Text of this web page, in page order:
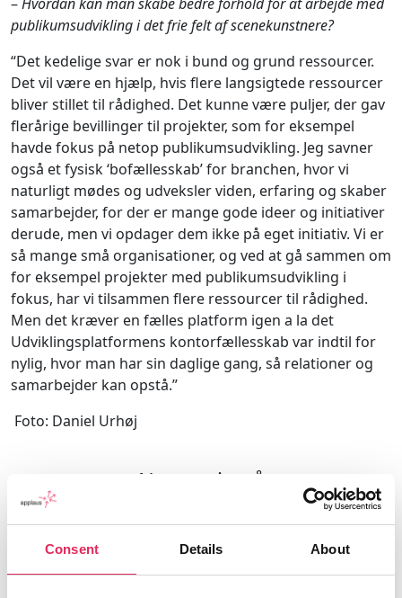
Consent Details About
publikumsudvikling i det frie felt af scenekunstnere?
“Det kedelige svar er nok i bund og grund ressourcer.
Det vil være en hjælp, hvis flere langsigtede ressourcer
bliver stillet til rådighed. Det kunne være puljer, der gav
flerårige bevillinger til projekter, som for eksempel
havde fokus på netop publikumsudvikling. Jeg savner
også et fysisk ‘bofællesskab’ for branchen, hvor vi
naturligt mødes og udveksler viden, erfaring og skaber
samarbejder, for der er mange gode ideer og initiativer
derude, men vi opdager dem ikke på eget initiativ. Vi er
så mange små organisationer, og ved at gå sammen om
for eksempel projekter med publikumsudvikling i
fokus, har vi tilsammen flere ressourcer til rådighed.
Men det kræver en fælles platform igen a la det
Udviklingsplatformens kontorfællesskab var indtil for
nylig, hvor man har sin daglige gang, så relationer og
samarbejder kan opstå.”
Foto: Daniel Urhøj
Nysgerrig på